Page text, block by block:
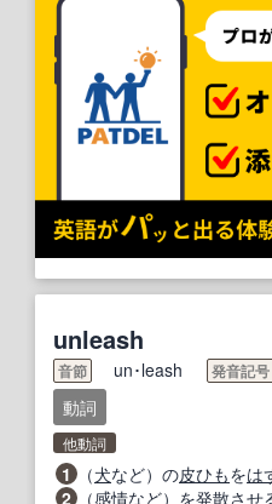
unleash
音節 un･leash 発音記号
動詞
他動詞
1 （犬など）の皮ひもをは
2
（感情など）を発散させ